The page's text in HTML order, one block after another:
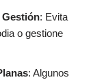
Gestión: Evita
o gestione
: Algunos